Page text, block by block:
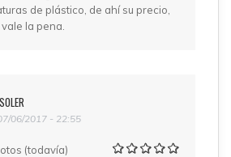
de plástico, de ahí su precio,
la pena.
06/2017 - 22:55
(todavía)